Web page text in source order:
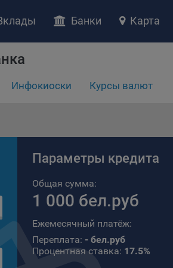
«Майфин» (далее –
данных при их обработке и
прав субъектов персональных данных.
Обществом мер по защите
статьей 17 Закона Республики
защите персональных данных» (далее –
данных, которые
сайта Общества с доменным именем
образом Общество обрабатывает
Банки Карта
Инфокиоски Курсы валют
Параметры кредита
Общая сумма:
1 000 бел.руб
Ежемесячный платёж:
Переплата: - бел.руб
Процентная ставка: 17.5%